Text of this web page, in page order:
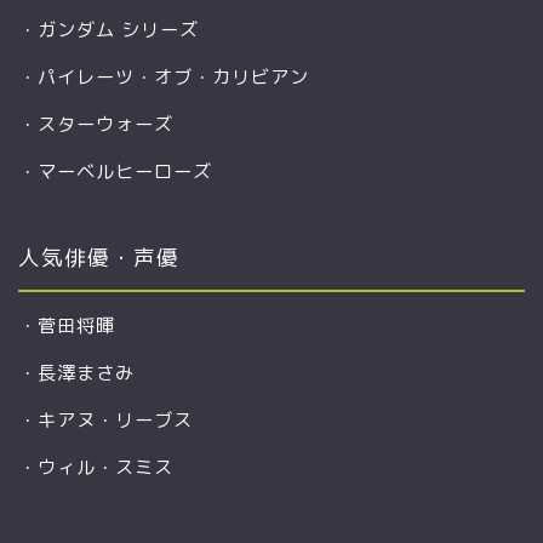
・ ガンダム シリーズ
・ パイレーツ・オブ・カリビアン
・ スターウォーズ
・ マーベルヒーローズ
人気俳優・声優
・ 菅田将暉
・ 長澤まさみ
・ キアヌ・リーブス
・ ウィル・スミス